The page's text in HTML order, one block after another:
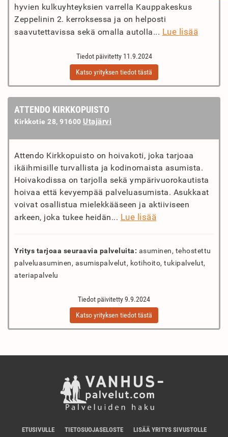
hyvien kulkuyhteyksien varrella Kauppakeskus
Zeppelinin 2. kerroksessa ja on helposti
saavutettavissa sekä omalla autolla... Lue lisää
Tiedot päivitetty 11.9.2024
Katso yrityksen tiedot tästä
ATTENDO KIRKKOPUISTO
Kirkkotie 28, 91600 Utajärvi
Attendo Kirkkopuisto on hoivakoti, joka tarjoaa
ikäihmisille turvallista ja kodinomaista asumista.
Hoivakodissa on tarjolla sekä ympärivuorokautista
hoivaa että kevyempää palveluasumista. Asukkaat
voivat osallistua mielekkääseen ja aktiiviseen
arkeen, joka tukee heidän... Lue lisää
Yritys tarjoaa seuraavia palveluita: asuminen, tehostettu
palveluasuminen, asumispalvelut, kotihoito, tukipalvelut,
ateriapalvelu
Tiedot päivitetty 9.9.2024
Katso yrityksen tiedot tästä
ETUSIVULLE TIETOSUOJASELOSTE
LISÄÄ YRITYS SIVUSTOLLE